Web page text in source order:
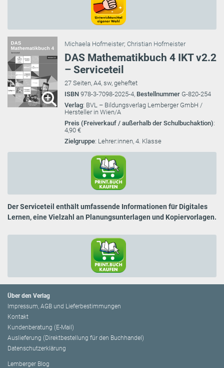
Michaela Hofmeister; Christian Hofmeister
DAS Mathematikbuch 4 IKT v2.2
– Serviceteil
27 Seiten, A4, sw, geheftet
ISBN 978-3-7098-2025-4, Bestellnummer G-820-254
Verlag: BVL – Bildungsverlag Lemberger GmbH /
Hersteller in Wien/A
Preis (Freiverkauf / außerhalb der Schulbuchaktion):
4,90 €
Zielgruppe: Lehrer:innen, 4. Klasse
Der Serviceteil enthält umfassende Informationen für Digitales
Lernen, eine Vielzahl an Planungsunterlagen und Kopiervorlagen.
Über den Verlag
Impressum, AGB und Lieferbestimmungen
Kontakt
Kundenberatung (E-Mail)
Auslieferung (Direktbestellung für den Buchhandel)
Datenschutzerklärung
Lemberger Blog